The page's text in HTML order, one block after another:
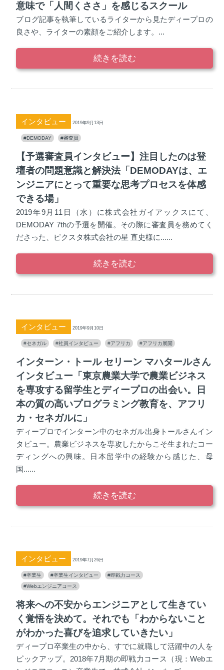
意味で「人間くささ」を感じるスクール
ブログ記事を執筆しているライターから見たディープロの
良さや、ライターの素顔をご紹介します。...
続きを読む
インタビュー 2019年9月13日
#DEMODAY #審査員
【予選審査員インタビュー】注目したのは登
壇者の問題意識と解決法「DEMODAYは、エ
ンジニアにとって重要な思考プロセスを体感
できる場」
2019年9月11日（水）に株式会社ガイアックスにて、
DEMODAY 7thの予選を開催。その際に審査員を務めてく
ださった、ピクスタ株式会社の星 直史様に......
続きを読む
インタビュー 2019年9月10日
#セネガル #社員インタビュー #アフリカ #アフリカ展開
インターン・トール セリーン マハタールさん
インタビュー「東京農業大学で農業ビジネス
を専攻する留学生とディープロの出会い。日
本の質の高いプログラミング教育を、アフリ
カ・セネガルに」
ディープロでインターン中のセネガル出身トールさんイン
タビュー。農業ビジネスを専攻したからこそ生まれたコー
ディングへの興味。日本留学中の経験から感じた、母
国......
続きを読む
インタビュー 2019年7月26日
#卒業生 #卒業生インタビュー
#即戦力コース
#Webエンジニアコース
将来への不安からエンジニアとして生きてい
く覚悟を決めて。それでも「わからないこと
がわかった喜びを追求していきたい」
ディープロ卒業生の中から、すでに就職して活躍中の人を
ピックアップ。2018年7月期の即戦力コース（現：Webエ